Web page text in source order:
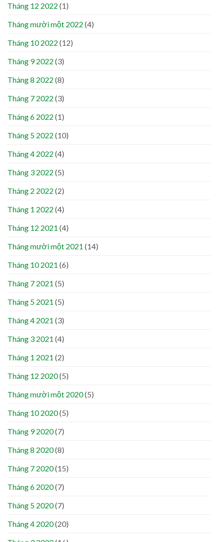
Tháng 12 2022 (1)
Tháng mười một 2022 (4)
Tháng 10 2022 (12)
Tháng 9 2022 (3)
Tháng 8 2022 (8)
Tháng 7 2022 (3)
Tháng 6 2022 (1)
Tháng 5 2022 (10)
Tháng 4 2022 (4)
Tháng 3 2022 (5)
Tháng 2 2022 (2)
Tháng 1 2022 (4)
Tháng 12 2021 (4)
Tháng mười một 2021 (14)
Tháng 10 2021 (6)
Tháng 7 2021 (5)
Tháng 5 2021 (5)
Tháng 4 2021 (3)
Tháng 3 2021 (4)
Tháng 1 2021 (2)
Tháng 12 2020(5)
Tháng mười một 2020(5)
Tháng 10 2020(5)
Tháng 9 2020(7)
Tháng 8 2020(8)
Tháng 7 2020(15)
Tháng 6 2020(7)
Tháng 5 2020(7)
Tháng 4 2020(20)